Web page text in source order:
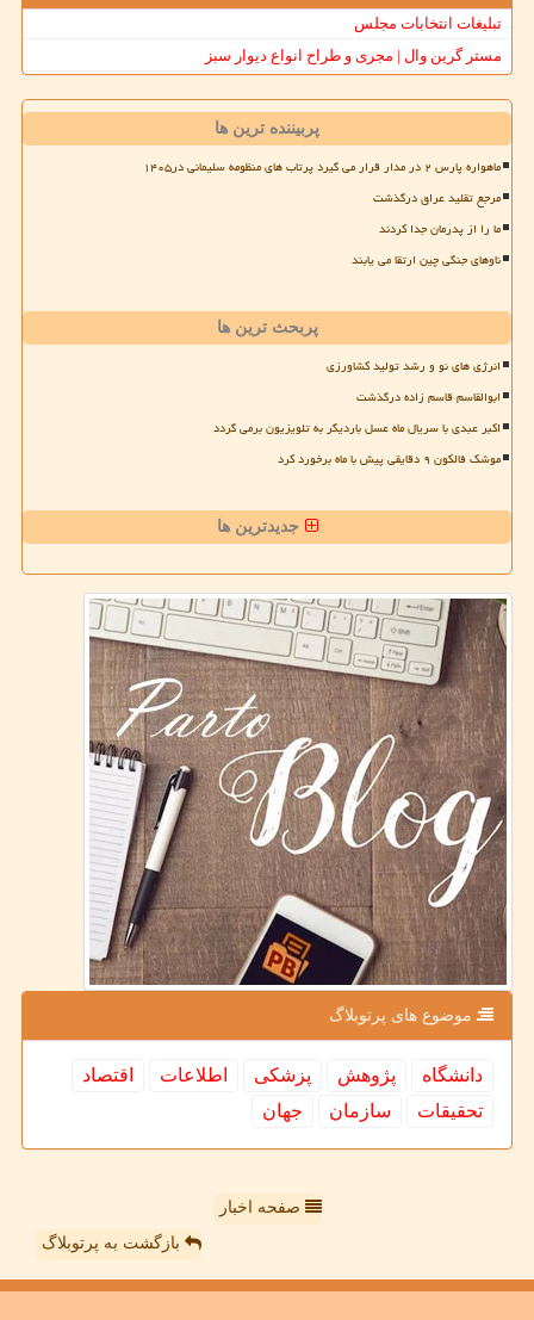
تبلیغات انتخابات مجلس
مستر گرین وال | مجری و طراح انواع دیوار سبز
پربیننده ترین ها
ماهواره پارس ۲ در مدار قرار می گیرد پرتاب های منظومه سلیمانی در۱۴۰۵
مرجع تقلید عراق درگذشت
ما را از پدرمان جدا کردند
ناوهای جنگی چین ارتقا می یابند
پربحث ترین ها
انرژی های نو و رشد تولید کشاورزی
ابوالقاسم قاسم زاده درگذشت
اکبر عبدی با سریال ماه عسل باردیگر به تلویزیون برمی گردد
موشک فالکون ۹ دقایقی پیش با ماه برخورد کرد
جدیدترین ها
موضوع های پرتوبلاگ
دانشگاه پژوهش پزشكی اطلاعات
اقتصاد
تحقیقات
سازمان جهان
صفحه اخبار
بازگشت به پرتوبلاگ